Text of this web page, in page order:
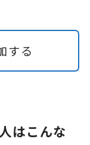
する
はこんな